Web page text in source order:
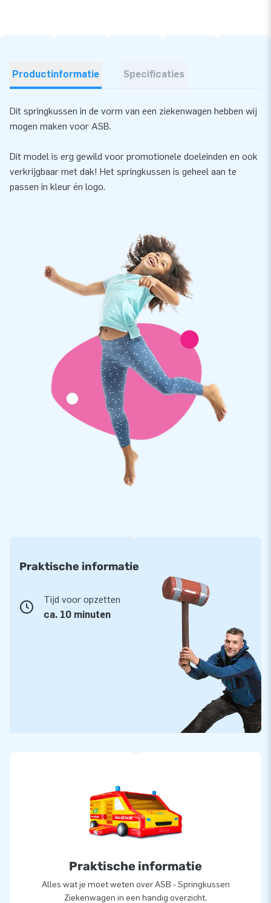
Productinformatie Specificaties
Dit springkussen in de vorm van een ziekenwagen hebben wij
mogen maken voor ASB.
Dit model is erg gewild voor promotionele doeleinden en ook
verkrijgbaar met dak! Het springkussen is geheel aan te
passen in kleur én logo.
Praktische informatie
Tijd voor opzetten
ca. 10 minuten
Praktische informatie
Alles wat je moet weten over ASB - Springkussen
Ziekenwagen in een handig overzicht.